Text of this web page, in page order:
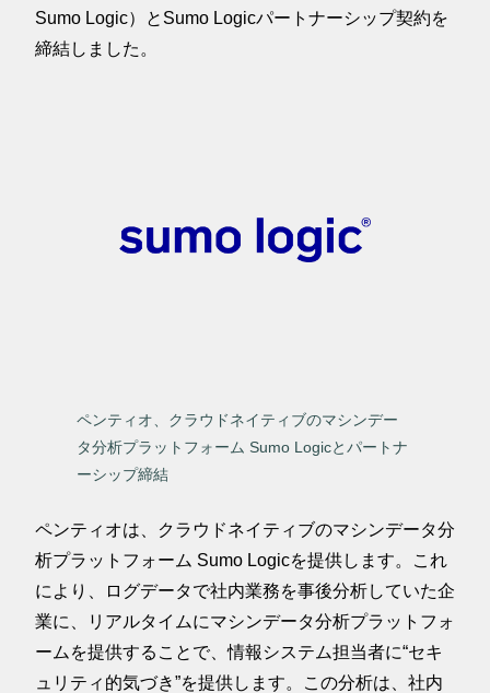
Sumo Logic）とSumo Logicパートナーシップ契約を
締結しました。
ペンティオ、クラウドネイティブのマシンデー
タ分析プラットフォーム Sumo Logicとパートナ
ーシップ締結
ペンティオは、クラウドネイティブのマシンデータ分
析プラットフォーム Sumo Logicを提供します。これ
により、ログデータで社内業務を事後分析していた企
業に、リアルタイムにマシンデータ分析プラットフォ
ームを提供することで、情報システム担当者に“セキ
ュリティ的気づき”を提供します。この分析は、社内